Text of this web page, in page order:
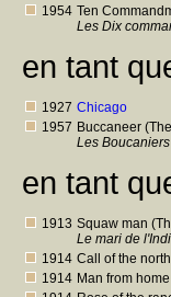
1954 Ten
Les Dix
en tant
1927 Chicago
1957 Buccaneer
Les Boucaniers
en tant
1913 Squaw man
Le mari de
1914 Call of the
1914 Man from